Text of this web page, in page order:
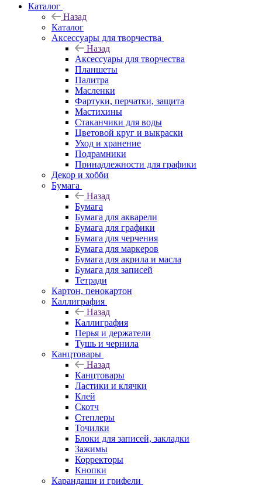
Каталог
Назад
Каталог
Аксессуары для творчества
Назад
Аксессуары для творчества
Планшеты
Палитра
Масленки
Фартуки, перчатки, защита
Мастихины
Стаканчики для воды
Цветовой круг и выкраски
Уход и хранение
Подрамники
Принадлежности для графики
Декор и хобби
Бумага
Назад
Бумага
Бумага для акварели
Бумага для графики
Бумага для черчения
Бумага для маркеров
Бумага для акрила и масла
Бумага для записей
Тетради
Картон, пенокартон
Каллиграфия
Назад
Каллиграфия
Перья и держатели
Тушь и чернила
Канцтовары
Назад
Канцтовары
Ластики и клячки
Клей
Скотч
Степлеры
Точилки
Блоки для записей, закладки
Зажимы
Корректоры
Кнопки
Карандаши и грифели